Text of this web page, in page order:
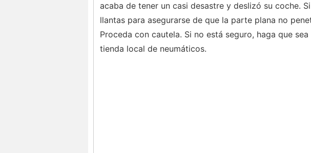
acaba de tener un casi desastre y deslizó su coche.
llantas para asegurarse de que la parte plana no
Proceda con cautela. Si no está seguro, haga que
tienda local de neumáticos.